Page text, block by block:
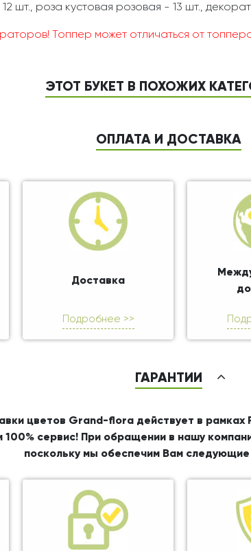
шт., роза кустовая розовая - 13 шт.,
Топпер может отличаться от
ЭТОТ БУКЕТ В ПОХОЖИХ
ОПЛАТА И ДОСТАВКА
Доставка
Подробнее >>
ГАРАНТИИ
цветов Grand-flora действует в рамках
100% сервис! При обращении в нашу
поскольку мы обеспечим Вам